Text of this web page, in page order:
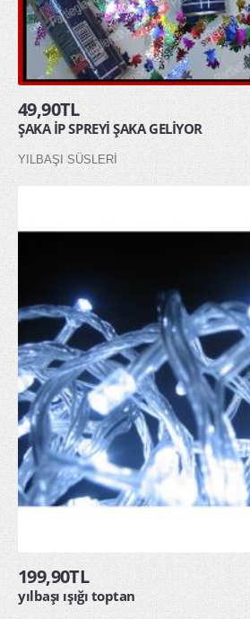
49,90TL
ŞAKA İP SPREYİ ŞAKA GELİYOR
YILBAŞI SÜSLERİ
199,90TL
yılbaşı ışığı toptan